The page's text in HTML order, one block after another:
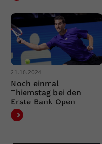
21.10.2024
Noch einmal
Thiemstag bei den
Erste Bank Open